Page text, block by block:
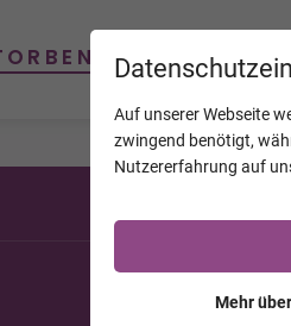
Sie sind
>> zur
Auf unserer Webseite
zwingend benötigt,
Nutzererfahrung auf
Mehr
KALENDER